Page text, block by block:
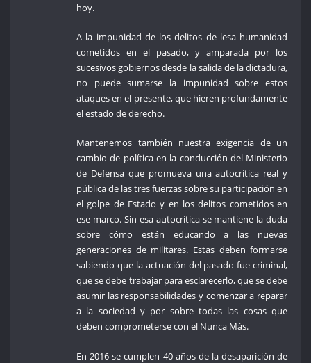
hoy.
A la impunidad de los delitos de lesa humanidad
cometidos en el pasado, y amparada por los
sucesivos gobiernos desde la salida de la dictadura,
no puede sumarse la impunidad sobre estos
ataques en el presente, que hieren profundamente
el estado de derecho.
Mantenemos también nuestra exigencia de un
cambio de política en la conducción del Ministerio
de Defensa que promueva una autocrítica real y
pública de las tres fuerzas sobre su participación en
el golpe de Estado y en los delitos cometidos en
ese marco. Sin esa autocrítica se mantiene la duda
sobre cómo están educando a las nuevas
generaciones de militares. Estas deben formarse
sabiendo que la actuación del pasado fue criminal,
que se debe trabajar para esclarecerlo, que se debe
asumir las responsabilidades y comenzar a reparar
a la sociedad y por sobre todas las cosas que
deben comprometerse con el Nunca Más.
En 2016 se cumplen 40 años de la desaparición de